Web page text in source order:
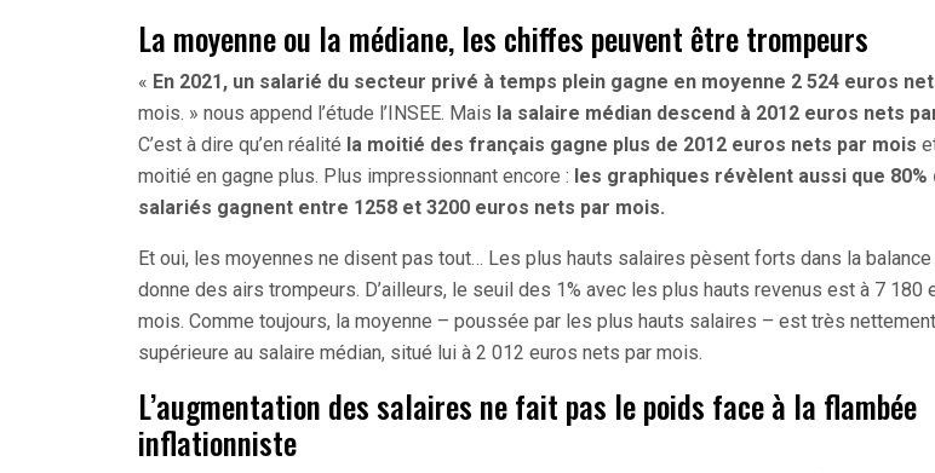
La moyenne ou la médiane, les chiffes peuvent être trompeurs
« En 2021, un salarié du secteur privé à temps plein gagne en moyenne 2 524 euros
mois. » nous append l’étude l’INSEE. Mais la salaire médian descend à 2012 euros nets
C’est à dire qu’en réalité la moitié des français gagne plus de 2012 euros nets par mois
moitié en gagne plus. Plus impressionnant encore : les graphiques révèlent aussi que 80%
salariés gagnent entre 1258 et 3200 euros nets par mois.
Et oui, les moyennes ne disent pas tout… Les plus hauts salaires pèsent forts dans la
donne des airs trompeurs. D’ailleurs, le seuil des 1% avec les plus hauts revenus est à 7 180
mois. Comme toujours, la moyenne – poussée par les plus hauts salaires – est très nettement
supérieure au salaire médian, situé lui à 2 012 euros nets par mois.
L’augmentation des salaires ne fait pas le poids face à la flambée
inflationniste